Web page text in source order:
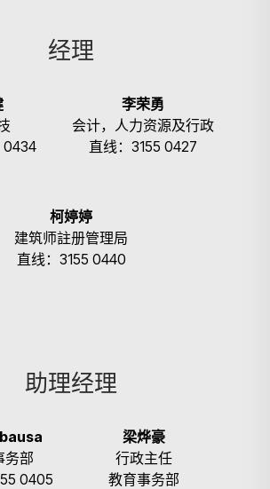
经理
0434
李荣勇
会计，人力资源及行政
直线：3155 0427
柯婷婷
建筑师註册管理局
直线：3155 0440
助理经理
务部
0405
梁烨豪
行政主任
教育事务部